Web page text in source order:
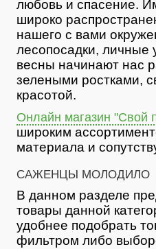
любовь и спасение.
широко
нашего с вами
лесопосадки, личные
весны начинают нас
зелеными ростками,
красотой.
Онлайн магазин "Свой
широким
материала и
САЖЕНЦЫ МОЛОДИЛО
В данном разделе
товары данной
удобнее подобрать
фильтром либо